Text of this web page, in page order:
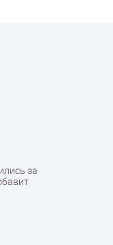
за